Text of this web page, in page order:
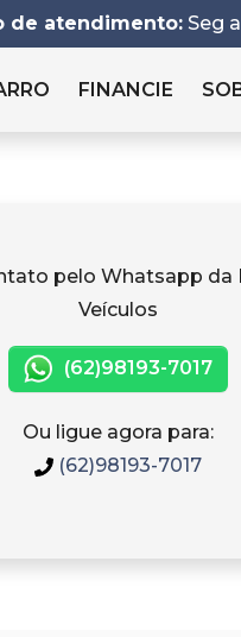
de atendimento: Seg
FINANCIE
pelo Whatsapp da
Veículos
(62)98193-7017
Ou ligue agora para:
(62)98193-7017